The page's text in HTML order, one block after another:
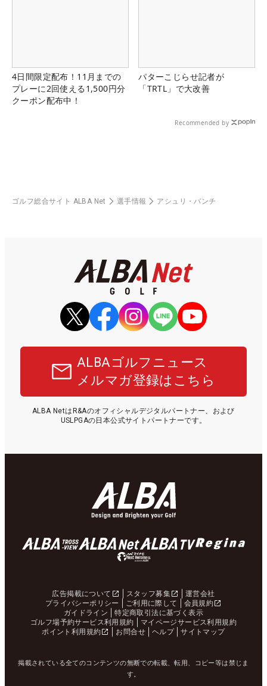
4日間限定配布！11月までの
プレーに2回使える1,500円分
クーポン配布中！
パターこじらせ記者が
「TRTL」で大改善
Recommended by
ゴルフ総合サイト ALBA Net 選手情報 アシュリ・バンチ
ALBAゴルフニュース
メルマガ登録はこちら
ALBA NetはR&Aのオフィシャルデジタルパートナー、および
USLPGAの日本公式サイトパートナーです。
広告掲載について スタッフ募集
運営会社
プライバシーポリシー
ご利用に際して
会員規約
ガイドライン
特定商取引法に基づく表示
ゴルフ場予約サービス利用規約
マイページサービス利用規約
ポイント利用規約
お問合せ ヘルプ サイトマップ
掲載されている全てのコンテンツの無断での転載、転用、コピー等は禁じま
す。